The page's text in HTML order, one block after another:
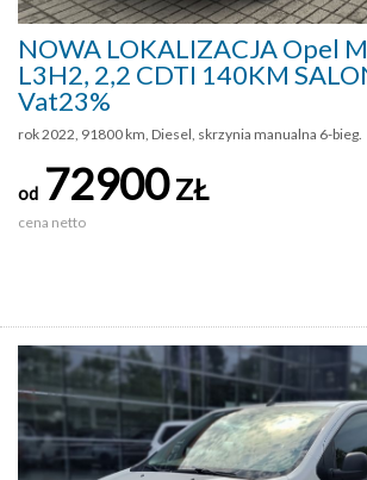
NOWA LOKALIZACJA Opel
L3H2, 2,2 CDTI 140KM
Vat23%
rok 2022, 91800 km, Diesel, skrzynia manualna 6-bieg.
od 72900ZŁ
cena netto